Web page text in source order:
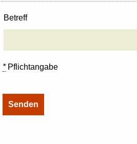
Betreff
*Pflichtangabe